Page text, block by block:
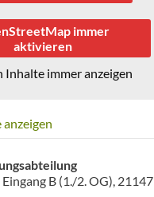
immer
aktivieren
Inhalte immer anzeigen
B (1./2. OG), 21147